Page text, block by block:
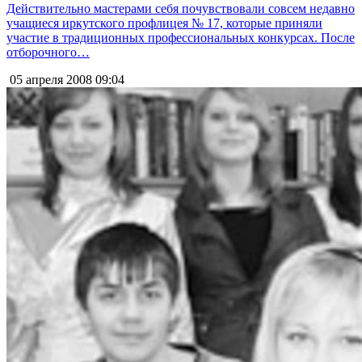
Действительно мастерами себя почувствовали совсем недавно
учащиеся иркутского профлицея № 17, которые приняли
участие в традиционных профессиональных конкурсах. После
отборочного…
05 апреля 2008 09:04